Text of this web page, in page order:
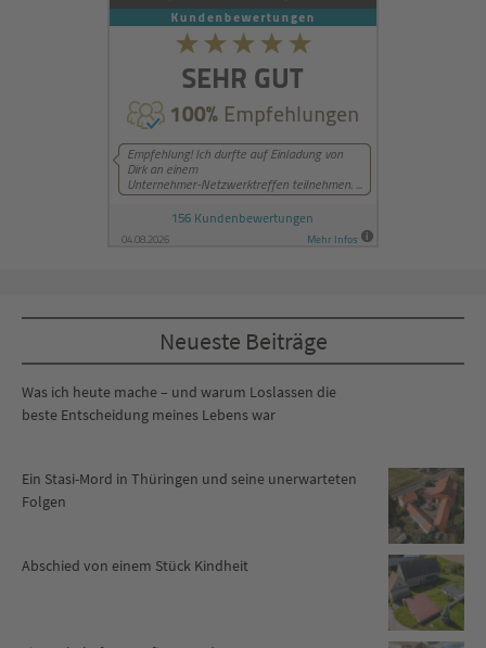
Neueste Beiträge
Was ich heute mache – und warum Loslassen die
beste Entscheidung meines Lebens war
Ein Stasi-Mord in Thüringen und seine unerwarteten
Folgen
Abschied von einem Stück Kindheit